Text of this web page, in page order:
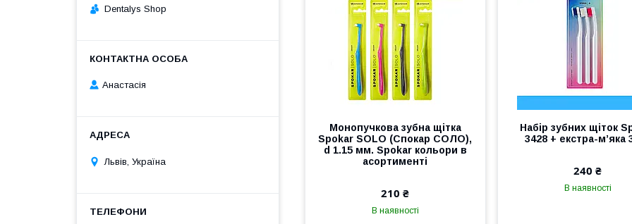
Монопучкова зубна щітка
Spokar SOLO (Спокар СОЛО),
d 1.15 мм. Spokar кольори в
асортименті
210 ₴
В наявності
Набір зубних щіток
3428 + екстра-м’яка
240 ₴
В наявності
Dentalys Shop
Анастасія
Львів, Україна